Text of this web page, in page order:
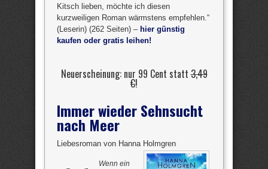
Kitsch lieben, möchte ich diesen
kurzweiligen Roman wärmstens empfehlen.“
(Leserin) (262 Seiten) – hier günstig
kaufen oder gratis leihen!
Neuerscheinung: nur 99 Cent statt3,49
€!
Immer wieder Sehnsucht
nach Meer
Liebesroman von Hanna Holmgren
Wenn ein